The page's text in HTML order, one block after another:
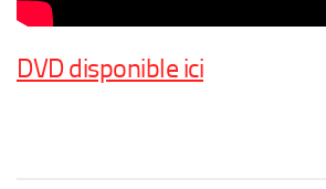
DVD disponible ici